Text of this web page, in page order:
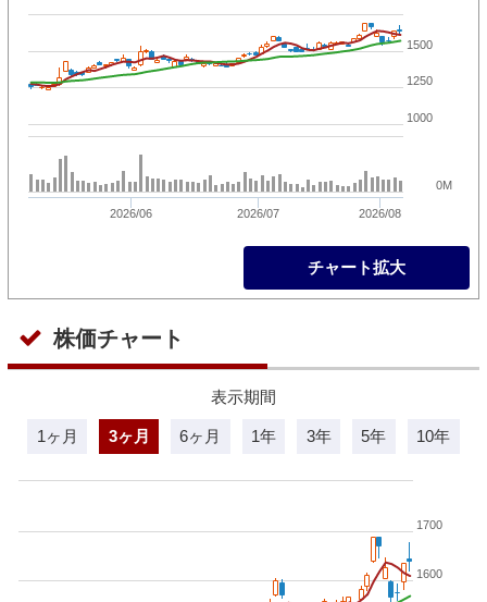
2026/06 2026/07 2026/08
1000
1250
1500
0M
チャート拡大
株価チャート
表示期間
1ヶ月 3ヶ月 6ヶ月 1年 3年 5年 10年
1600
1700